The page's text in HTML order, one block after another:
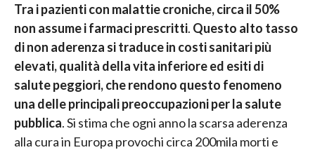
Tra i pazienti con malattie croniche, circa il 50%
non assume i farmaci prescritti. Questo alto tasso
di non aderenza si traduce in costi sanitari più
elevati, qualità della vita inferiore ed esiti di
salute peggiori, che rendono questo fenomeno
una delle principali preoccupazioni per la salute
pubblica. Si stima che ogni anno la scarsa aderenza
alla cura in Europa provochi circa 200mila morti e